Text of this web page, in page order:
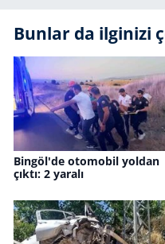
Bunlar da ilginizi
Bingöl'de otomobil yoldan
çıktı: 2 yaralı